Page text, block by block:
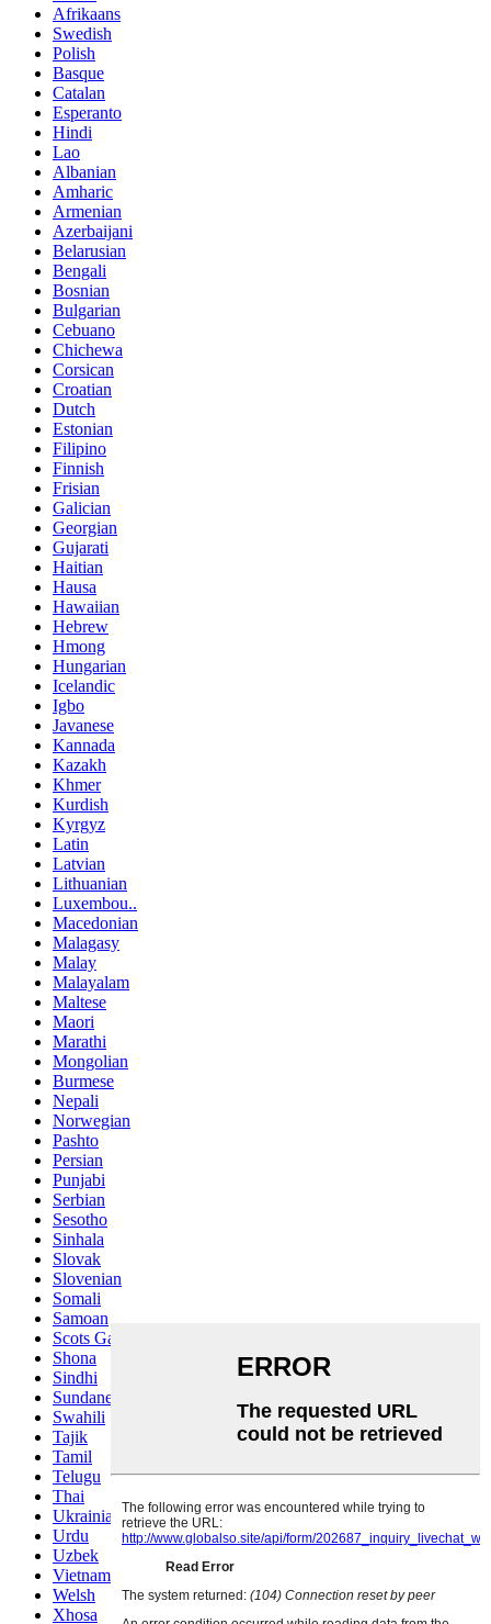
Afrikaans
Swedish
Polish
Basque
Catalan
Esperanto
Hindi
Lao
Albanian
Amharic
Armenian
Azerbaijani
Belarusian
Bengali
Bosnian
Bulgarian
Cebuano
Chichewa
Corsican
Croatian
Dutch
Estonian
Filipino
Finnish
Frisian
Galician
Georgian
Gujarati
Haitian
Hausa
Hawaiian
Hebrew
Hmong
Hungarian
Icelandic
Igbo
Javanese
Kannada
Kazakh
Khmer
Kurdish
Kyrgyz
Latin
Latvian
Lithuanian
Luxembou..
Macedonian
Malagasy
Malay
Malayalam
Maltese
Maori
Marathi
Mongolian
Burmese
Nepali
Norwegian
Pashto
Persian
Punjabi
Serbian
Sesotho
Sinhala
Slovak
Slovenian
Somali
Samoan
Scots Gaelic
Shona
Sindhi
Sundanese
Swahili
Tajik
Tamil
Telugu
Thai
Ukrainian
Urdu
Uzbek
Vietnamese
Welsh
Xhosa